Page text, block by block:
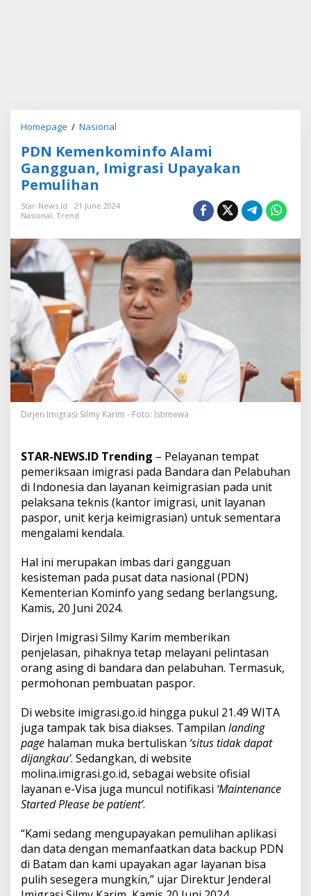
Homepage / Nasional
N
K
e
e
o
i
n
f
A
a
m
i
n
g
a
n
I
m
i
r
s
i
U
p
a
a
k
a
n
P
m
u
l
h
a
n
PDN Kemenkominfo Alami
Gangguan, Imigrasi Upayakan
Pemulihan
Star-News.id
21 June 2024
Nasional, Trend
Dirjen Imigrasi Silmy Karim - Foto: Istimewa
STAR-NEWS.ID Trending – Pelayanan tempat
pemeriksaan imigrasi pada Bandara dan Pelabuhan
di Indonesia dan layanan keimigrasian pada unit
pelaksana teknis (kantor imigrasi, unit layanan
paspor, unit kerja keimigrasian) untuk sementara
mengalami kendala.
Hal ini merupakan imbas dari gangguan
kesisteman pada pusat data nasional (PDN)
Kementerian Kominfo yang sedang berlangsung,
Kamis, 20 Juni 2024.
Dirjen Imigrasi Silmy Karim memberikan
penjelasan, pihaknya tetap melayani pelintasan
orang asing di bandara dan pelabuhan. Termasuk,
permohonan pembuatan paspor.
Di website imigrasi.go.id hingga pukul 21.49 WITA
juga tampak tak bisa diakses. Tampilan landing
page halaman muka bertuliskan ‘situs tidak dapat
dijangkau’. Sedangkan, di website
molina.imigrasi.go.id, sebagai website ofisial
layanan e-Visa juga muncul notifikasi ‘Maintenance
Started Please be patient’.
“Kami sedang mengupayakan pemulihan aplikasi
dan data dengan memanfaatkan data backup PDN
di Batam dan kami upayakan agar layanan bisa
pulih sesegera mungkin,” ujar Direktur Jenderal